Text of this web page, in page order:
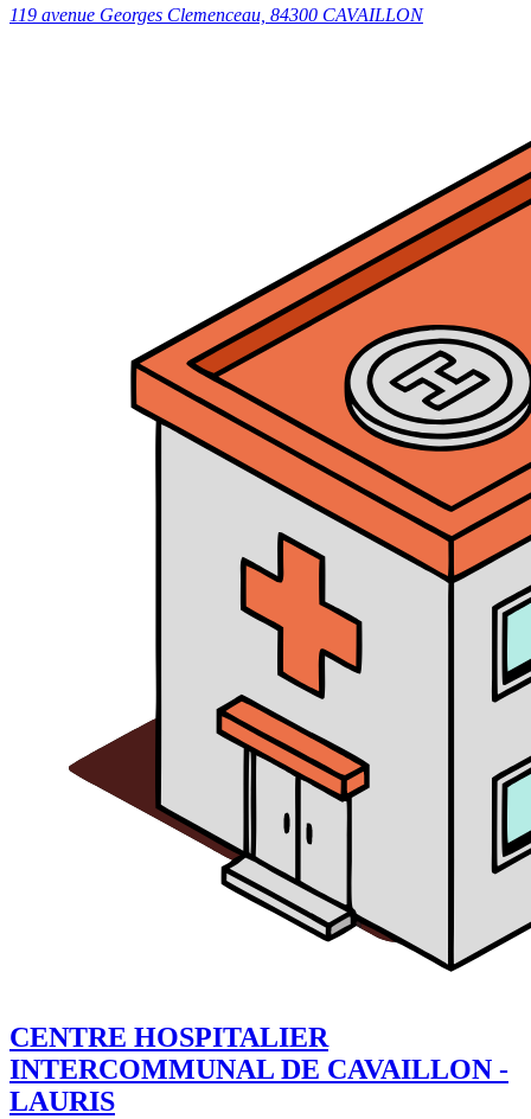
119 avenue Georges Clemenceau, 84300 CAVAILLON
CENTRE HOSPITALIER
INTERCOMMUNAL DE CAVAILLON -
LAURIS